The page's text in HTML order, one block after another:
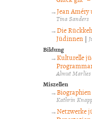
Jean
Tina Sanders
Die
Jüdinnen|
Bildung
Kulturelle
Almut Marlies
Miszellen
Kathrin
Netzwerke